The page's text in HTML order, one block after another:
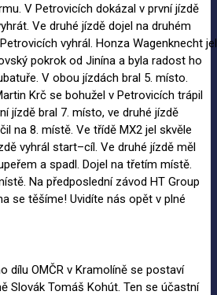
V Petrovicích dokázal v první jízdě
Ve druhé jízdě dojel na druhém
vyhrál. Honza Wagenknecht jel
pokrok od Jinína a byla radost ho
V obou jízdách bral 5. místo.
Krč se bohužel v Petrovicích trápil
jízdě bral 7. místo, ve druhé jízdě
na 8. místě. Ve třídě MX2 jel skvěle
vyhrál start–cíl. Ve druhé jízdě měl
a spadl. Dojel na třetím místě.
Na předposlední závod HT Group
se těšíme! Uvidíte nás opět v plné
dílu OMČR v Kramolíně se postaví
Slovák Tomáš Kohút. Ten se účastní